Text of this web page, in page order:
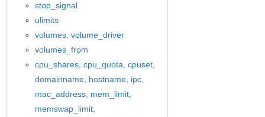
stop_signal
ulimits
volumes, volume_driver
volumes_from
cpu_shares, cpu_quota, cpuset,
domainname, hostname, ipc,
mac_address, mem_limit,
memswap_limit,